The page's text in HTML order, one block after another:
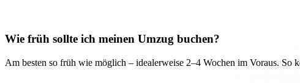
Wie früh sollte ich meinen Umzug buchen?
Am besten so früh wie möglich – idealerweise 2–4 Wochen im Voraus. So